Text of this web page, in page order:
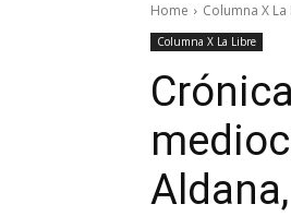
Home Columna X La
Columna X La Libre